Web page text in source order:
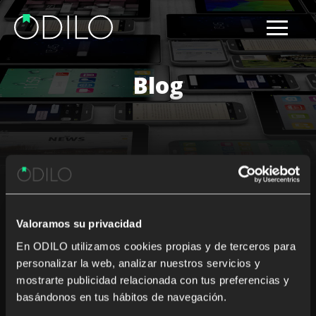
Valoramos su privacidad
En ODILO utilizamos cookies propias y de terceros para
personalizar la web, analizar nuestros servicios y
mostrarte publicidad relacionada con tus preferencias y
basándonos en tus hábitos de navegación.
Blog
Nothing Found
It seems we can’t find what you’re looking for. Perhaps
searching can help.